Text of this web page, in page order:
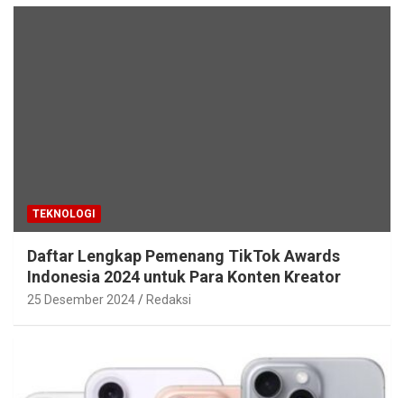
TEKNOLOGI
Daftar Lengkap Pemenang TikTok Awards
Indonesia 2024 untuk Para Konten Kreator
25 Desember 2024 Redaksi